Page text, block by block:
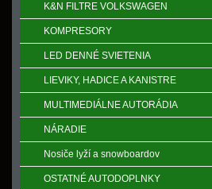
K&N FILTRE VOLKSWAGEN
KOMPRESORY
LED DENNÉ SVIETENIA
LIEVIKY, HADICE A KANISTRE
MULTIMEDIÁLNE AUTORÁDIA
NÁRADIE
Nosiče lyží a snowboardov
OSTATNÉ AUTODOPLNKY